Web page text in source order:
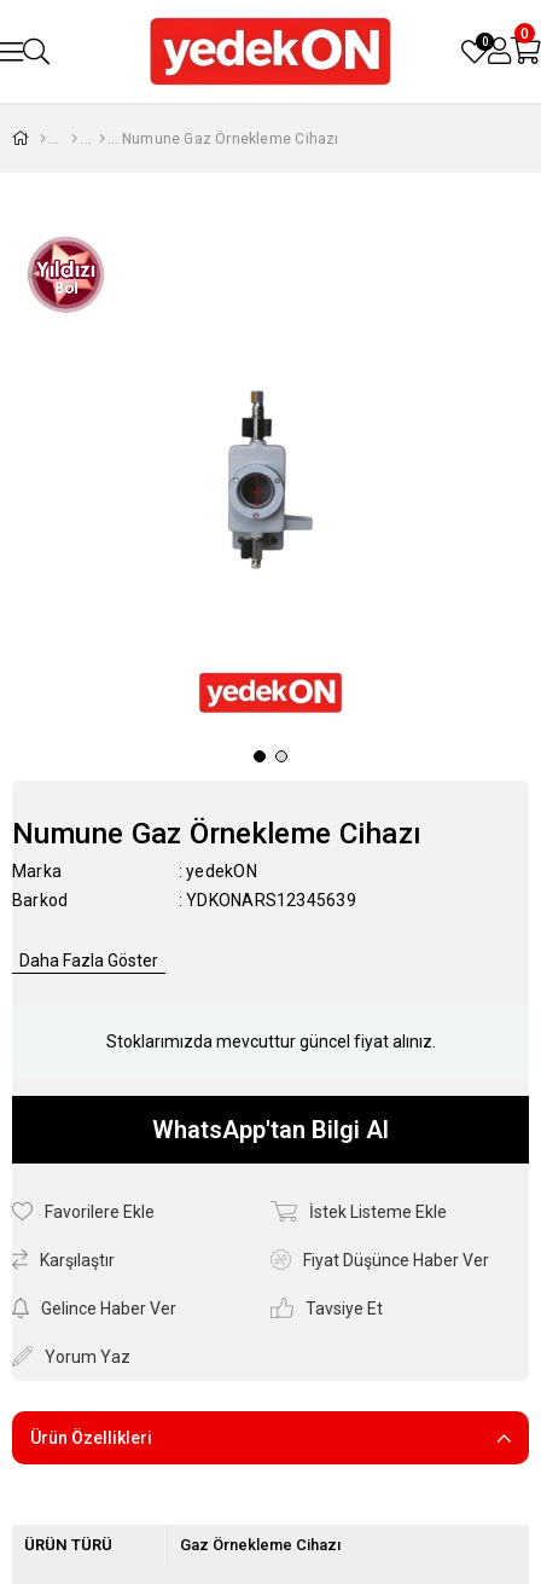
0 0
Numune Gaz Örnekleme Cihazı
Numune Gaz Örnekleme Cihazı
Marka : yedekON
Barkod
: YDKONARS12345639
Daha Fazla Göster
Stoklarımızda mevcuttur güncel fiyat alınız.
WhatsApp'tan Bilgi Al
Favorilere Ekle İstek Listeme Ekle
Karşılaştır Fiyat Düşünce Haber Ver
Gelince Haber Ver Tavsiye Et
Yorum Yaz
Ürün Özellikleri
ÜRÜN TÜRÜ Gaz Örnekleme Cihazı